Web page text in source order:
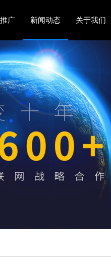
广 新闻动态 关于我们